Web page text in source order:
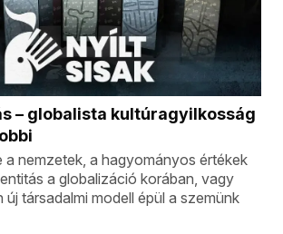
– globalista kultúragyilkosság
a nemzetek, a hagyományos értékek
a globalizáció korában, vagy
társadalmi modell épül a szemünk